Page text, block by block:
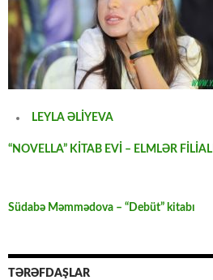
LEYLA ƏLİYEVA
“NOVELLA” KİTAB EVİ – ELMLƏR FİLİALI
Südabə Məmmədova – “Debüt” kitabı
TƏRƏFDAŞLAR